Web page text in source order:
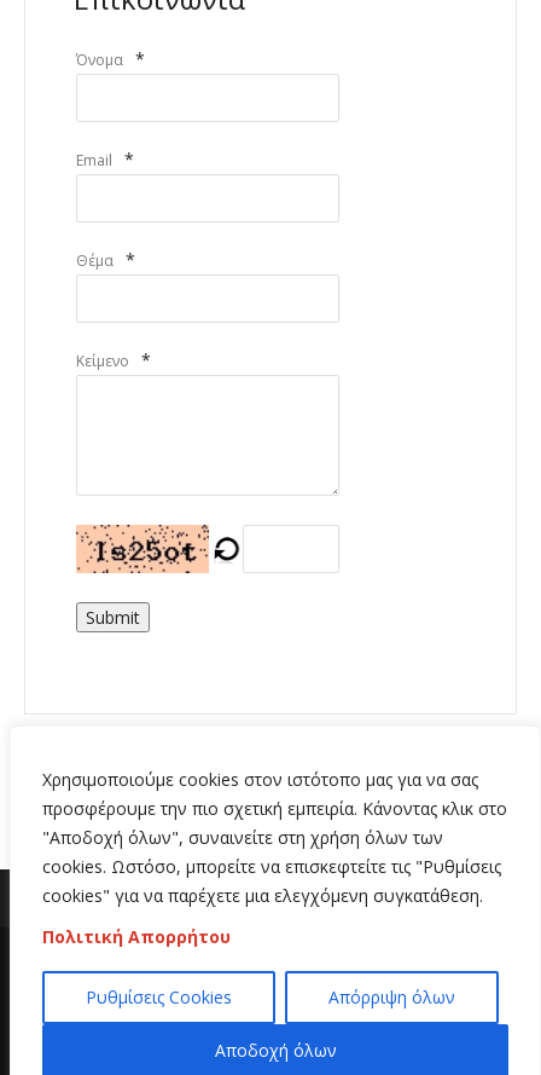
Χρησιμοποιούμε cookies στον ιστότοπο μας για να σας
προσφέρουμε την πιο σχετική εμπειρία. Κάνοντας κλικ στο
"Αποδοχή όλων", συναινείτε στη χρήση όλων των
cookies. Ωστόσο, μπορείτε να επισκεφτείτε τις "Ρυθμίσεις
cookies" για να παρέχετε μια ελεγχόμενη συγκατάθεση.
Πολιτική Απορρήτου
Ρυθμίσεις Cookies Απόρριψη όλων
Αποδοχή όλων
Όνομα *
Email *
Θέμα *
Κείμενο *
Submit
Copyright 2020 | All Rights Reserved | Κατασκευή
ιστοσελίδων
Hi Web